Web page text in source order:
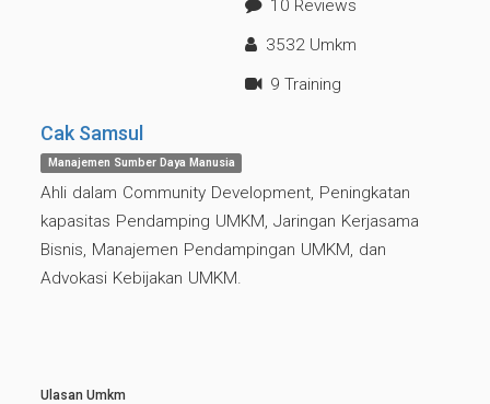
10 Reviews
3532 Umkm
9 Training
Cak Samsul
Manajemen Sumber Daya Manusia
Ahli dalam Community Development, Peningkatan
kapasitas Pendamping UMKM, Jaringan Kerjasama
Bisnis, Manajemen Pendampingan UMKM, dan
Advokasi Kebijakan UMKM.
Ulasan Umkm